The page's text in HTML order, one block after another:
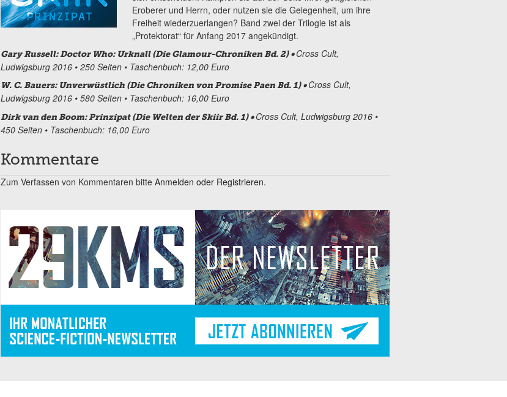
Eroberer und Herrn, oder nutzen sie die Gelegenheit, um ihre
Freiheit wiederzuerlangen? Band zwei der Trilogie ist als
„Protektorat“ für Anfang 2017 angekündigt.
Gary Russell: Doctor Who: Urknall (Die Glamour-Chroniken Bd. 2) •Cross Cult,
Ludwigsburg 2016 • 250 Seiten • Taschenbuch: 12,00 Euro
W. C. Bauers: Unverwüstlich (Die Chroniken von Promise Paen Bd. 1) •Cross Cult,
Ludwigsburg 2016 • 580 Seiten • Taschenbuch: 16,00 Euro
Dirk van den Boom: Prinzipat (Die Welten der Skiir Bd. 1) •Cross Cult, Ludwigsburg 2016 •
450 Seiten • Taschenbuch: 16,00 Euro
Kommentare
Zum Verfassen von Kommentaren bitte Anmelden oder Registrieren.